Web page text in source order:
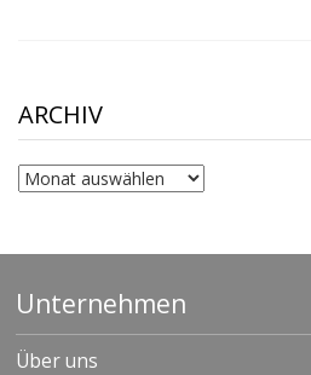
ARCHIV
Archiv
Unternehmen
Über uns